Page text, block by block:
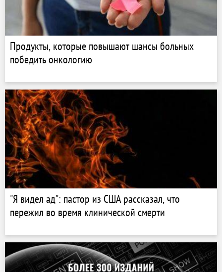
Продукты, которые повышают шансы больных
победить онкологию
"Я видел ад": пастор из США рассказал, что
пережил во время клинической смерти